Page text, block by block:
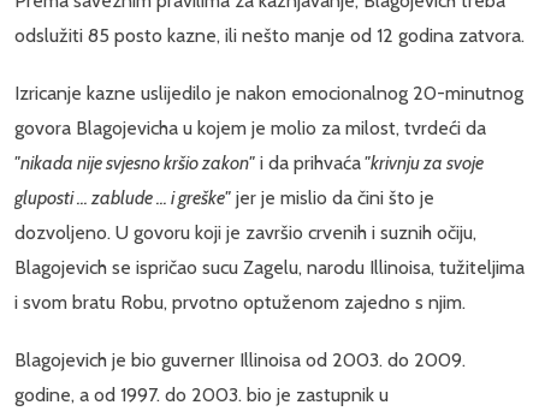
odslužiti 85 posto kazne, ili nešto manje od 12 godina zatvora.
Izricanje kazne uslijedilo je nakon emocionalnog 20-minutnog
govora Blagojevicha u kojem je molio za milost, tvrdeći da
"nikada nije svjesno kršio zakon" i da prihvaća"krivnju za svoje
gluposti ... zablude ... i greške" jer je mislio da čini što je
dozvoljeno. U govoru koji je završio crvenih i suznih očiju,
Blagojevich se ispričao sucu Zagelu, narodu Illinoisa, tužiteljima
i svom bratu Robu, prvotno optuženom zajedno s njim.
Blagojevich je bio guverner Illinoisa od 2003. do 2009.
godine, a od 1997. do 2003. bio je zastupnik u